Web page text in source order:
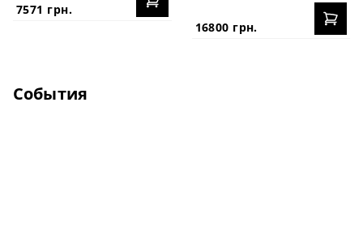
7571 грн.
16800 грн.
События